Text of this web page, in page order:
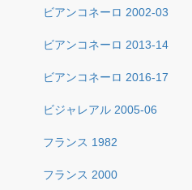
ビアンコネーロ 2002-03
ビアンコネーロ 2013-14
ビアンコネーロ 2016-17
ビジャレアル 2005-06
フランス 1982
フランス 2000